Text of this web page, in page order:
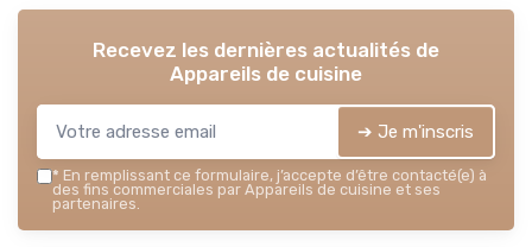
Recevez les dernières actualités de
Appareils de cuisine
➔ Je m'inscris
* En remplissant ce formulaire, j’accepte d’être contacté(e) à
des fins commerciales par Appareils de cuisine et ses
partenaires.